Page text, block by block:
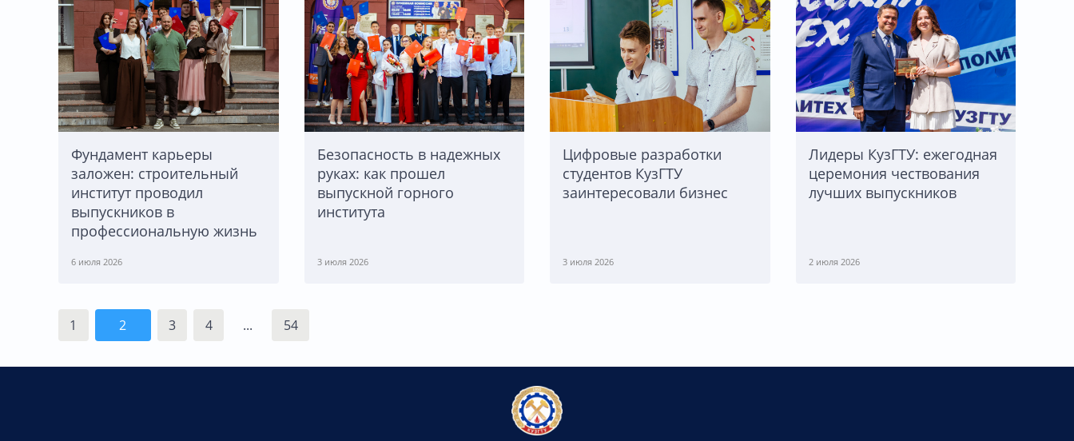
Фундамент карьеры
заложен: строительный
институт проводил
выпускников в
профессиональную жизнь
6 июля 2026
Безопасность в надежных
руках: как прошел
выпускной горного
института
3 июля 2026
Цифровые разработки
студентов КузГТУ
заинтересовали бизнес
3 июля 2026
Лидеры КузГТУ: ежегодная
церемония чествования
лучших выпускников
2 июля 2026
1 2 3 4 ... 54